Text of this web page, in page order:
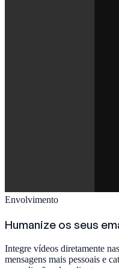
Envolvimento
Humanize os seus
Integre vídeos diretamente
mensagens mais pessoais e